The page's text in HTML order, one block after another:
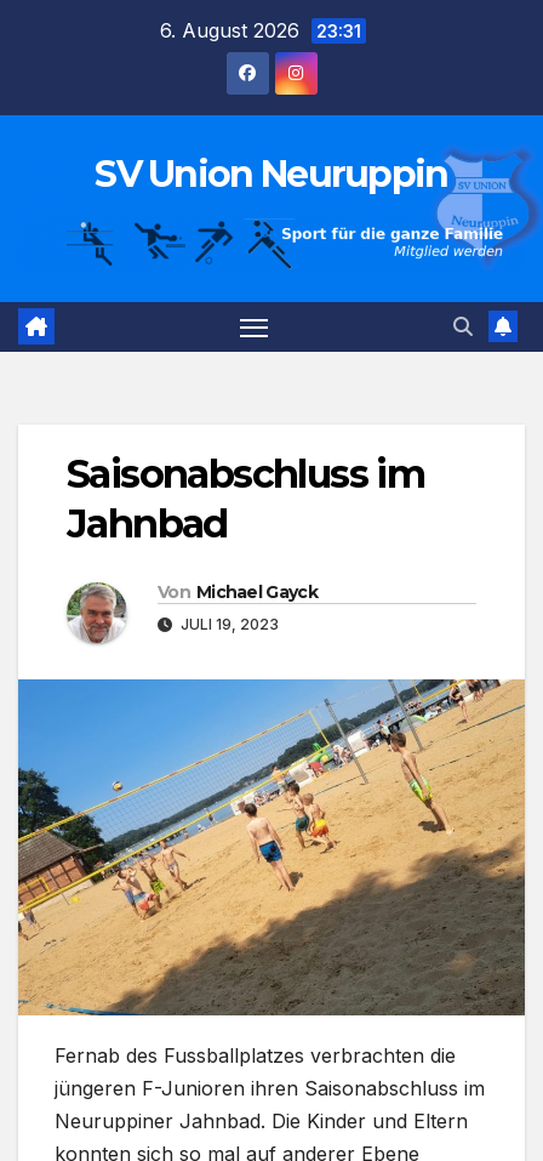
6. August 2026 23:31
SV Union Neuruppin
Saisonabschluss im
Jahnbad
Von Michael Gayck
JULI 19, 2023
Fernab des Fussballplatzes verbrachten die
jüngeren F-Junioren ihren Saisonabschluss im
Neuruppiner Jahnbad. Die Kinder und Eltern
konnten sich so mal auf anderer Ebene